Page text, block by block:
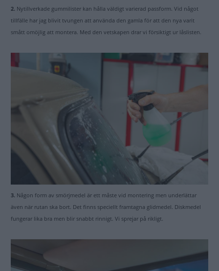
2. Nytillverkade gummilister kan hålla väldigt varierad passform. Vid något
tillfälle har jag blivit tvungen att använda den gamla för att den nya varit
smått omöjlig att montera. Med den vetskapen drar vi försiktigt ur låslisten.
3. Någon form av smörjmedel är ett måste vid montering men underlättar
även när rutan ska bort. Det finns speciellt framtagna glidmedel. Diskmedel
fungerar lika bra men blir snabbt rinnigt. Vi sprejar på rikligt.